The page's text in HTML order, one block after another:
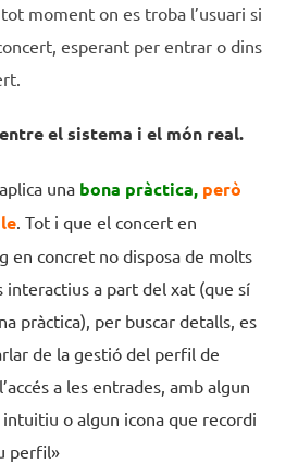
moment on es troba l’usuari si
esperant per entrar o dins
el sistema i el món real.
una bona pràctica, però
. Tot i que el concert en
en concret no disposa de molts
interactius a part del xat (que sí
pràctica), per buscar detalls, es
de la gestió del perfil de
a les entrades, amb algun
o algun icona que recordi
perfil»